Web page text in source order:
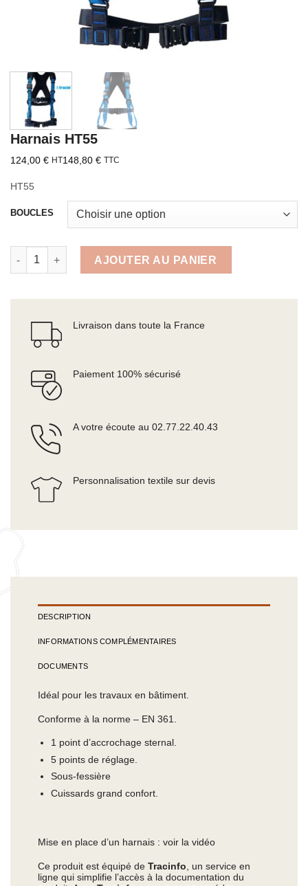
Harnais HT55
124,00 € HT148,80 € TTC
HT55
BOUCLES
quantité de Harnais HT55
AJOUTER AU PANIER
Livraison dans toute la France
Paiement 100% sécurisé
A votre écoute au 02.77.22.40.43
Personnalisation textile sur devis
DESCRIPTION
INFORMATIONS COMPLÉMENTAIRES
DOCUMENTS
Idéal pour les travaux en bâtiment.
Conforme à la norme – EN 361.
1 point d’accrochage sternal.
5 points de réglage.
Sous-fessière
Cuissards grand confort.
Mise en place d’un harnais : voir la vidéo
Ce produit est équipé de Tracinfo , un service en
ligne qui simplifie l’accès à la documentation du